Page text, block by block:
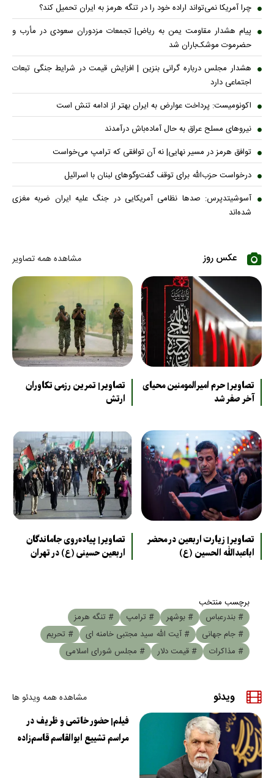
چرا آمریکا نمی‌تواند اراده خود را در تنگه هرمز به ایران تحمیل کند؟
پیام هشدار مقاومت یمن به ریاض| تجمعات مزدوران سعودی در مأرب و
حضرموت موشک‌باران شد
هشدار مجلس درباره گرانی بنزین | افزایش قیمت در شرایط جنگی تبعات
اجتماعی دارد
اکونومیست: پرداخت عوارض به ایران بهتر از ادامه تنش است
نیروهای مسلح عراق به حال آماده‌باش درآمدند
توافق هرمز در مسیر نهایی| نه آن توافقی که ترامپ می‌خواست
درخواست حزب‌الله برای توقف گفت‌وگوهای لبنان با اسرائیل
آسوشیتدپرس: صدها نظامی آمریکایی در جنگ علیه ایران ضربه مغزی
شده‌اند
عکس روز مشاهده همه تصاویر
تصاویر| حرم امیرالمومنین محیای
آخر صفر شد
تصاویر| تمرین رزمی تکاوران
ارتش
تصاویر| زیارت اربعین در محضر
اباعبدالله الحسین (ع)
تصاویر| پیاده‌روی جاماندگان
اربعین حسینی (ع) در تهران
برچسب منتخب
# بندرعباس
# بوشهر # ترامپ
# تنگه هرمز
# جام جهانی
# آیت الله سید مجتبی خامنه ای
# تحریم
# مذاکرات
# قیمت دلار # مجلس شورای اسلامی
ویدئو مشاهده همه ویدئو ها
فیلم| حضور خاتمی و ظریف در
مراسم تشییع ابوالقاسم قاسم‌زاده